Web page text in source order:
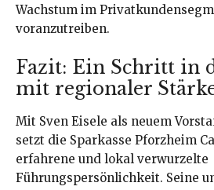
Wachstum im
voranzutreiben.
Fazit: Ein Schritt in
mit regionaler
Mit Sven Eisele als neuem
setzt die Sparkasse Pforzheim
erfahrene und lokal verwurzelte
Führungspersönlichkeit. Seine